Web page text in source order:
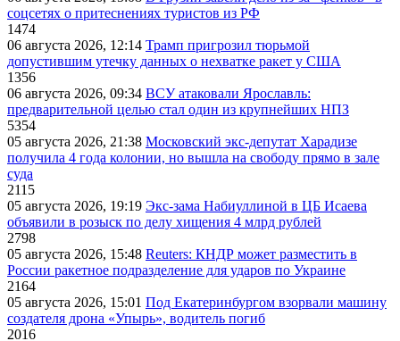
соцсетях о притеснениях туристов из РФ
1474
06 августа 2026, 12:14 Трамп пригрозил тюрьмой
допустившим утечку данных о нехватке ракет у США
1356
06 августа 2026, 09:34 ВСУ атаковали Ярославль:
предварительной целью стал один из крупнейших НПЗ
5354
05 августа 2026, 21:38 Московский экс-депутат Харадизе
получила 4 года колонии, но вышла на свободу прямо в зале
суда
2115
05 августа 2026, 19:19 Экс-зама Набиуллиной в ЦБ Исаева
объявили в розыск по делу хищения 4 млрд рублей
2798
05 августа 2026, 15:48 Reuters: КНДР может разместить в
России ракетное подразделение для ударов по Украине
2164
05 августа 2026, 15:01 Под Екатеринбургом взорвали машину
создателя дрона «Упырь», водитель погиб
2016